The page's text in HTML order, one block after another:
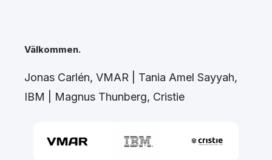
Välkommen.
Jonas Carlén, VMAR | Tania Amel Sayyah,
IBM | Magnus Thunberg, Cristie